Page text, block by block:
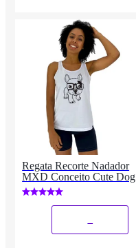
Regata Recorte Nadador
MXD Conceito Cute Dog
Cachorro Fofo Feminina